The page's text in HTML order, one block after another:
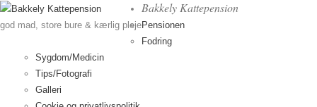
god mad, store bure & kærlig pleje
Bakkely Kattepension
Pensionen
Fodring
Sygdom/Medicin
Tips/Fotografi
Galleri